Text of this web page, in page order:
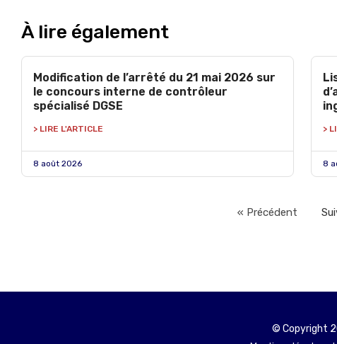
À lire également
Modification de l’arrêté du 21 mai 2026 sur
le concours interne de contrôleur
spécialisé DGSE
> LIRE L'ARTICLE
8 août 2026
>
8
« Précédent
© Copyright